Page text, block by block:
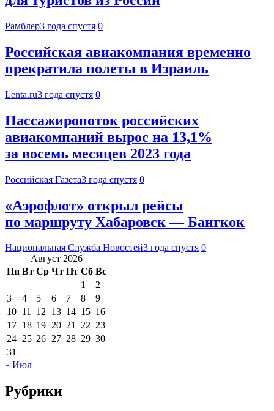
Рамблер3 года спустя 0
Российская авиакомпания временно
прекратила полеты в Израиль
Lenta.ru3 года спустя 0
Пассажиропоток российских
авиакомпаний вырос на 13,1%
за восемь месяцев 2023 года
Российская Газета3 года спустя 0
«Аэрофлот» открыл рейсы
по маршруту Хабаровск — Бангкок
Национальная Служба Новостей3 года спустя 0
Август 2026
Пн Вт Ср Чт Пт Сб Вс
1
2
3
4 5 6 7 8
9
10 11 12 13 14 15 16
17 18 19 20 21 22 23
24 25 26 27 28 29 30
31
« Июл
Рубрики